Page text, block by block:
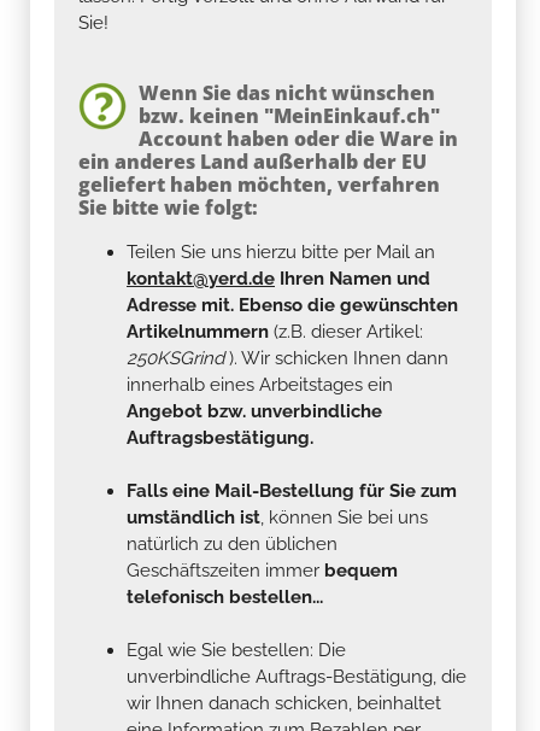
Sie!
Wenn Sie das nicht wünschen
bzw. keinen "MeinEinkauf.ch"
Account haben oder die Ware in
ein anderes Land außerhalb der EU
geliefert haben möchten, verfahren
Sie bitte wie folgt:
Teilen Sie uns hierzu bitte per Mail an
kontakt@yerd.de Ihren Namen und
Adresse mit. Ebenso die gewünschten
Artikelnummern (z.B. dieser Artikel:
250KSGrind). Wir schicken Ihnen dann
innerhalb eines Arbeitstages ein
Angebot bzw. unverbindliche
Auftragsbestätigung.
Falls eine Mail-Bestellung für Sie zum
umständlich ist, können Sie bei uns
natürlich zu den üblichen
Geschäftszeiten immer bequem
telefonisch bestellen...
Egal wie Sie bestellen: Die
unverbindliche Auftrags-Bestätigung, die
wir Ihnen danach schicken, beinhaltet